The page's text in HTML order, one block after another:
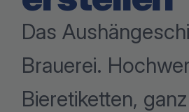
Das
Brauerei.
Bieretiketten,